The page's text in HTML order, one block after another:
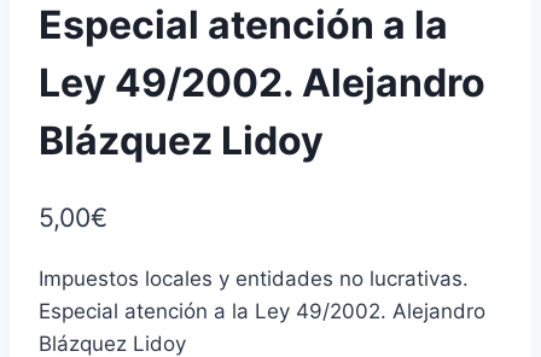
Especial atención a la
Ley 49/2002. Alejandro
Blázquez Lidoy
5,00€
Impuestos locales y entidades no lucrativas.
Especial atención a la Ley 49/2002. Alejandro
Blázquez Lidoy